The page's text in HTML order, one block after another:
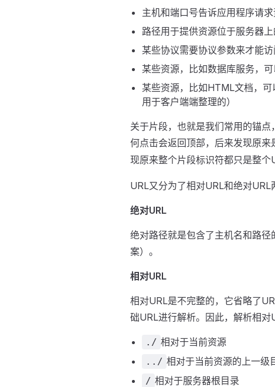
主机和端口号告诉应用程序请
路径用于提供资源位于服务器
某些协议需要协议参数来才能
某些资源，比如数据库服务，
某些资源，比如HTML文档，
用于客户端端整理的）
关于片段，也就是我们常用的锚
何点击会返回顶部，后来发现原来
现原来整个片段标识符都只是整个
URL又分为了相对URL和绝对URL
绝对URL
绝对路径就是包含了主机名和路
案）。
相对URL
相对URL是不完整的，它省略了
础URL进行解析。因此，解析相对
./ 相对于当前资源
../ 相对于当前资源的上一级
/ 相对于服务器根目录